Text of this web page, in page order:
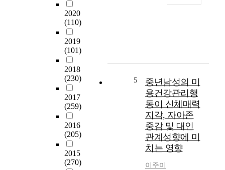
2020
(110)
2019
(101)
2018
(230)
2017
(259)
2016
(205)
2015
(270)
의
n
동
5
중년남성의 미
용건강관리행
동이 신체매력
지각, 자아존
중감 및 대인
관계성향에 미
치는 영향
이주미